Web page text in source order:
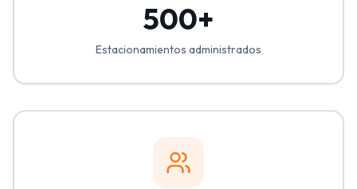
500+
Estacionamientos administrados